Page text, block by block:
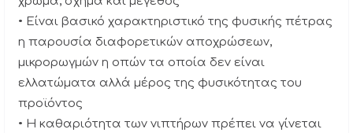
• Είναι βασικό χαρακτηριστικό της φυσικής πέτρας
η παρουσία διαφορετικών αποχρώσεων,
μικρορωγμών η οπών τα οποία δεν είναι
ελλατώματα αλλά μέρος της φυσικότητας του
προϊόντος
• Η καθαριότητα των νιπτήρων πρέπει να γίνεται